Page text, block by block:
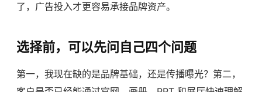
了，广告投入才更容易承接品牌资产。
选择前，可以先问自己四个问题
第一，我现在缺的是品牌基础，还是传播曝光？第二，